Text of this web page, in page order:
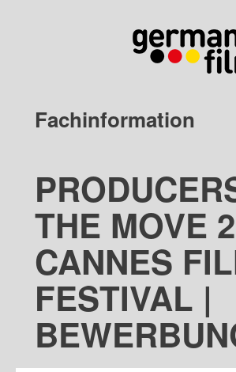
Fachinformation
THE MOVE
CANNES
FESTIVAL |